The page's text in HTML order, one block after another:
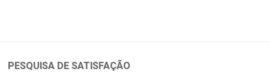
PESQUISA DE SATISFAÇÃO